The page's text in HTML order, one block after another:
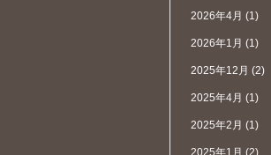
2026年4月 (1)
2026年1月 (1)
2025年12月 (2)
2025年4月 (1)
2025年2月 (1)
2025年1月 (2)